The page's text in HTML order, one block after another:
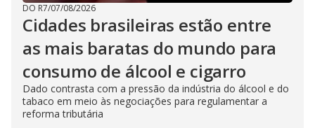
DO R7/07/08/2026
Cidades brasileiras estão entre
as mais baratas do mundo para
consumo de álcool e cigarro
Dado contrasta com a pressão da indústria do álcool e do
tabaco em meio às negociações para regulamentar a
reforma tributária